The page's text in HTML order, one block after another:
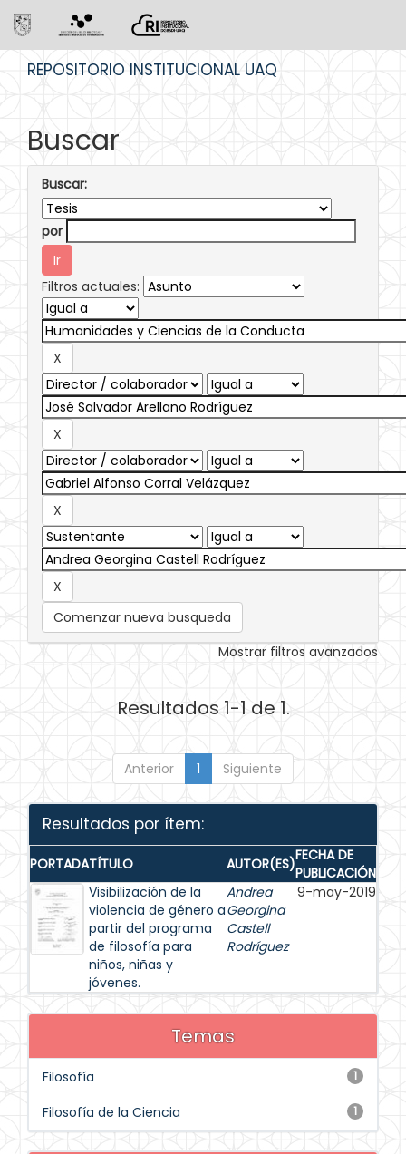
REPOSITORIO INSTITUCIONAL UAQ
Buscar
Buscar:
por
Filtros actuales:
Comenzar nueva busqueda
Mostrar filtros avanzados
Resultados 1-1 de 1.
Anterior 1 Siguiente
Resultados por ítem:
PORTADATÍTULO AUTOR(ES)FECHA DE
PUBLICACIÓN
Visibilización de la
violencia de género a
partir del programa
de filosofía para
niños, niñas y
jóvenes.
Andrea
Georgina
Castell
Rodríguez
9-may-2019
Temas
1
Filosofía
1
Filosofía de la Ciencia